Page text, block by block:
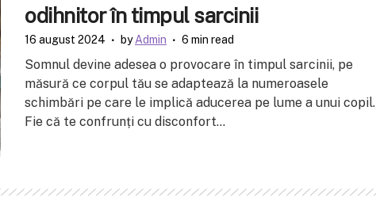
odihnitor în timpul sarcinii
16 august 2024 byAdmin 6 min read
Somnul devine adesea o provocare în timpul sarcinii, pe
măsură ce corpul tău se adaptează la numeroasele
schimbări pe care le implică aducerea pe lume a unui copil.
Fie că te confrunți cu disconfort...